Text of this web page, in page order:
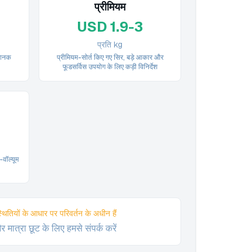
प्रीमियम
USD 1.9-3
प्रति kg
प्रीमियम-सोर्त किए गए सिर, बड़े आकार और
फूडसर्विस उपयोग के लिए कड़ी विनिर्देश
के आधार पर परिवर्तन के अधीन हैं
मात्रा छूट के लिए हमसे संपर्क करें